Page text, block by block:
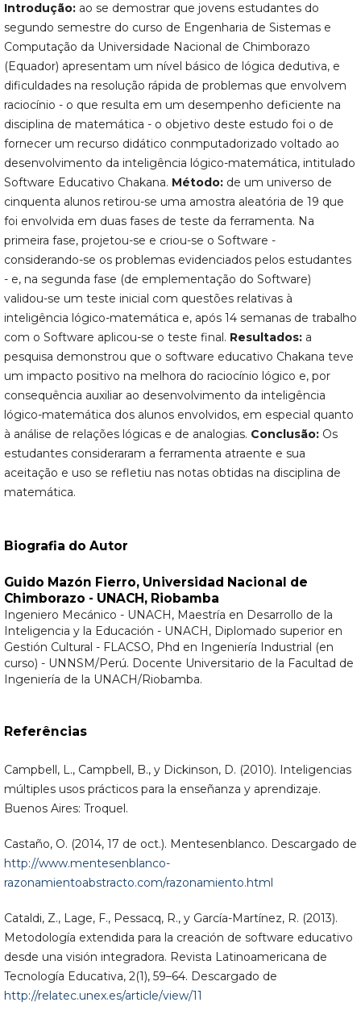
Introdução:ao se demostrar que jovens estudantes do
segundo semestre do curso de Engenharia de Sistemas e
Computação da Universidade Nacional de Chimborazo
(Equador) apresentam um nível básico de lógica dedutiva, e
dificuldades na resolução rápida de problemas que envolvem
raciocínio - o que resulta em um desempenho deficiente na
disciplina de matemática - o objetivo deste estudo foi o de
fornecer um recurso didático conmputadorizado voltado ao
desenvolvimento da inteligência lógico-matemática, intitulado
Software Educativo Chakana. Método:de um universo de
cinquenta alunos retirou-se uma amostra aleatória de 19 que
foi envolvida em duas fases de teste da ferramenta. Na
primeira fase, projetou-se e criou-se o Software -
considerando-se os problemas evidenciados pelos estudantes
- e, na segunda fase (de emplementação do Software)
validou-se um teste inicial com questões relativas à
inteligência lógico-matemática e, após 14 semanas de trabalho
com o Software aplicou-se o teste final. Resultados:a
pesquisa demonstrou que o software educativo Chakana teve
um impacto positivo na melhora do raciocínio lógico e, por
consequência auxiliar ao desenvolvimento da inteligência
lógico-matemática dos alunos envolvidos, em especial quanto
à análise de relações lógicas e de analogias. Conclusão:Os
estudantes consideraram a ferramenta atraente e sua
aceitação e uso se refletiu nas notas obtidas na disciplina de
matemática.
Biografia do Autor
Guido Mazón Fierro, Universidad Nacional de
Chimborazo - UNACH, Riobamba
Ingeniero Mecánico - UNACH, Maestría en Desarrollo de la
Inteligencia y la Educación - UNACH, Diplomado superior en
Gestión Cultural - FLACSO, Phd en Ingeniería Industrial (en
curso) - UNNSM/Perú. Docente Universitario de la Facultad de
Ingeniería de la UNACH/Riobamba.
Referências
Campbell, L., Campbell, B., y Dickinson, D. (2010). Inteligencias
múltiples usos prácticos para la enseñanza y aprendizaje.
Buenos Aires: Troquel.
Castaño, O. (2014, 17 de oct.). Mentesenblanco. Descargado de
http://www.mentesenblanco-
razonamientoabstracto.com/razonamiento.html
Cataldi, Z., Lage, F., Pessacq, R., y García-Martínez, R. (2013).
Metodología extendida para la creación de software educativo
desde una visión integradora. Revista Latinoamericana de
Tecnología Educativa, 2(1), 59–64. Descargado de
http://relatec.unex.es/article/view/11